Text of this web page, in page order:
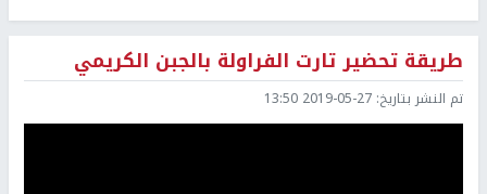
طريقة تحضير تارت الفراولة بالجبن الكريمي
تم النشر بتاريخ: 2019-05-27 13:50